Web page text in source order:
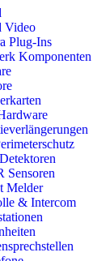
Video
Plug-Ins
Komponenten
Sensoren
Melder
& Intercom